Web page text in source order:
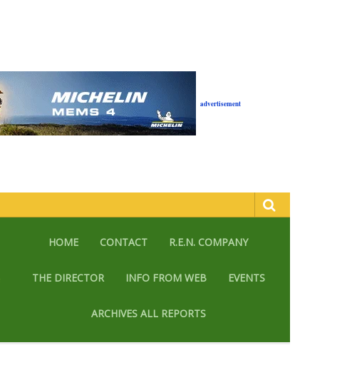
advertisement
HOME CONTACT R.E.N. COMPANY
THE DIRECTOR INFO FROM WEB EVENTS
ARCHIVES ALL REPORTS